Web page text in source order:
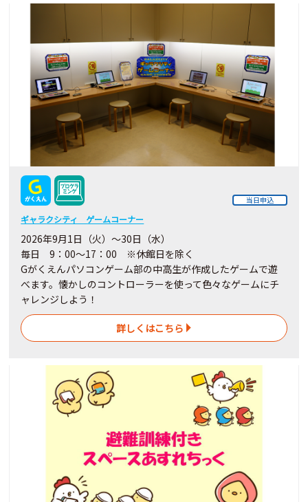
当日申込
ギャラクシティ ゲームコーナー
2026年9月1日（火）～30日（水）
毎日 9：00～17：00 ※休館日を除く
Gがくえんパソコンゲーム部の中高生が作成したゲームで遊
べます。懐かしのコントローラーを使って色々なゲームにチ
ャレンジしよう！
詳しくはこちら